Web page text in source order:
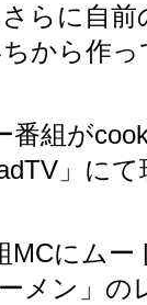
らに自
から作
番組が
」にて
MCにムー
メン」の